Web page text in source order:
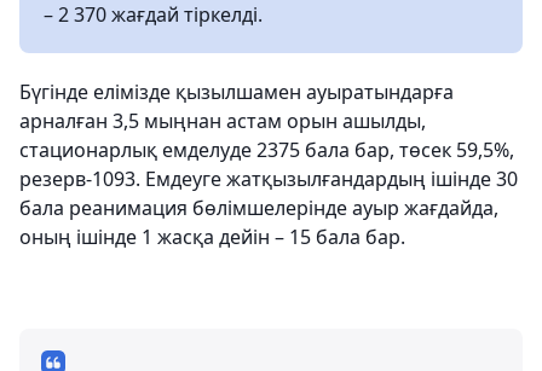
– 2 370 жағдай тіркелді.
Бүгінде елімізде қызылшамен ауыратындарға
арналған 3,5 мыңнан астам орын ашылды,
стационарлық емделуде 2375 бала бар, төсек 59,5%,
резерв-1093. Емдеуге жатқызылғандардың ішінде 30
бала реанимация бөлімшелерінде ауыр жағдайда,
оның ішінде 1 жасқа дейін – 15 бала бар.